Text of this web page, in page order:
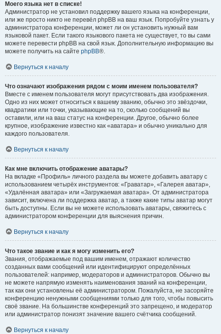
Моего языка нет в списке!
Администратор не установил поддержку вашего языка на конференции,
или же просто никто не перевёл phpBB на ваш язык. Попробуйте узнать у
администратора конференции, может ли он установить нужный вам
языковой пакет. Если такого языкового пакета не существует, то вы сами
можете перевести phpBB на свой язык. Дополнительную информацию вы
можете получить на сайте phpBB®.
Вернуться к началу
Что означают изображения рядом с моим именем пользователя?
Вместе с именем пользователя могут присутствовать два изображения.
Одно из них может относиться к вашему званию, обычно это звёздочки,
квадратики или точки, указывающие на то, сколько сообщений вы
оставили, или на ваш статус на конференции. Другое, обычно более
крупное, изображение известно как «аватара» и обычно уникально для
каждого пользователя.
Вернуться к началу
Как мне включить отображение аватары?
На вкладке «Профиль» личного раздела вы можете добавить аватару с
использованием четырёх инструментов: «Граватар», «Галерея аватар»,
«Удалённая аватара» или «Загружаемая аватара». От администратора
зависит, включена ли поддержка аватар, а также какие типы аватар могут
быть доступны. Если вы не можете использовать аватары, свяжитесь с
администратором конференции для выяснения причин.
Вернуться к началу
Что такое звание и как я могу изменить его?
Звания, отображаемые под вашим именем, отражают количество
созданных вами сообщений или идентифицируют определённых
пользователей: например, модераторов и администраторов. Обычно вы
не можете напрямую изменять наименования званий на конференции,
так как они установлены её администратором. Пожалуйста, не засоряйте
конференцию ненужными сообщениями только для того, чтобы повысить
своё звание. На большинстве конференций это запрещено, и модератор
или администратор понизят значение вашего счётчика сообщений.
Вернуться к началу